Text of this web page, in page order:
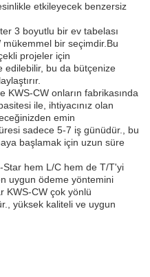
etkileyecek benzersiz
3 boyutlu bir ev tabelası
mükemmel bir seçimdir.Bu
projeler için
edilebilir, bu da bütçenize
KWS-CW onların fabrikasında
ile, ihtiyacınız olan
emin
sadece 5-7 iş günüdür., bu
başlamak için uzun süre
Star hem L/C hem de T/T'yi
uygun ödeme yöntemini
KWS-CW çok yönlü
yüksek kaliteli ve uygun